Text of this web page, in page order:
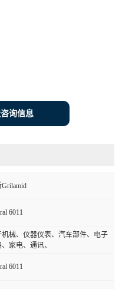
询信息
6011
械、仪器仪表、汽车部件、电子
家电、通讯、
6011